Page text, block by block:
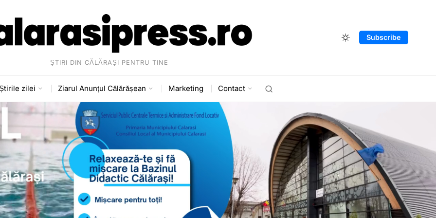
ȘTIRI DIN CĂLĂRAȘI PENTRU TINE
Subscribe
zilei Ziarul Anunțul Călărășean Marketing Contact